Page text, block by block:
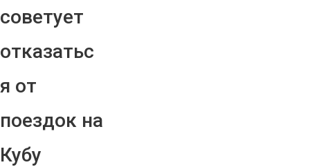
советует
отказатьс
я от
поездок на
Кубу